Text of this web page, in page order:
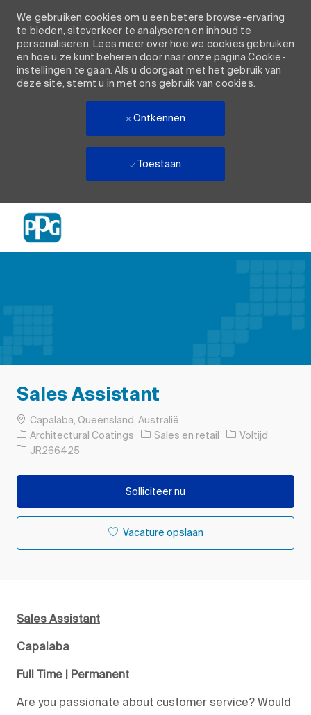
We gebruiken cookies om u een betere browse-ervaring
te bieden, siteverkeer te analyseren en inhoud te
personaliseren. Lees meer over hoe we cookies gebruiken
en hoe u ze kunt beheren door naar onze pagina Cookie-
instellingen te gaan. Als u doorgaat met het gebruik van
deze site, stemt u in met ons gebruik van cookies.
Ontkennen
Toestaan
Sales Assistant
PlaatsCapalaba, Queensland, Australië
Architectural Coatings
Categorie
Sales en retail Soort baan
Voltijd
Taak-ID
JR266425
Solliciteer nu
Vacature opslaan
Sales Assistant
Capalaba
Full Time | Permanent
Are you passionate about customer service? Would